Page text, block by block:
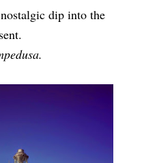
dip into the